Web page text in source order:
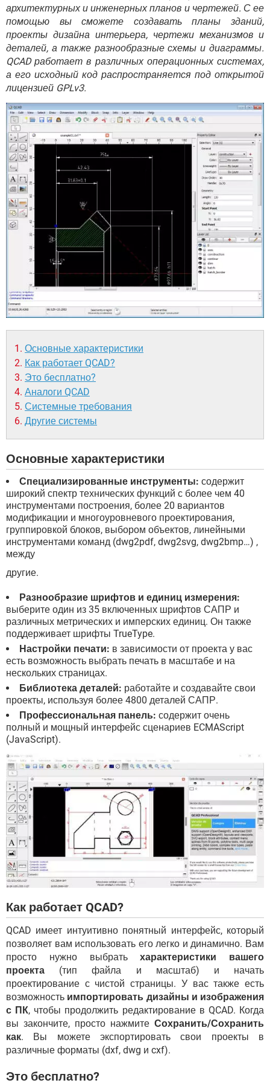
YANDEX
архитектурных и инженерных планов и чертежей. С ее
помощью вы сможете создавать планы зданий,
проекты дизайна интерьера, чертежи механизмов и
деталей, а также разнообразные схемы и диаграммы.
QCAD работает в различных операционных системах,
а его исходный код распространяется под открытой
лицензией GPLv3.
Основные характеристики
Как работает QCAD?
Это бесплатно?
Аналоги QCAD
Системные требования
Другие системы
Основные характеристики
Специализированные инструменты: содержит
широкий спектр технических функций с более чем 40
инструментами построения, более 20 вариантов
модификации и многоуровневого проектирования,
группировкой блоков, выбором объектов, линейными
инструментами команд (dwg2pdf, dwg2svg, dwg2bmp…) ,
между
другие.
Разнообразие шрифтов и единиц измерения:
выберите один из 35 включенных шрифтов САПР и
различных метрических и имперских единиц. Он также
поддерживает шрифты TrueType.
Настройки печати: в зависимости от проекта у вас
есть возможность выбрать печать в масштабе и на
нескольких страницах.
Библиотека деталей: работайте и создавайте свои
проекты, используя более 4800 деталей САПР.
Профессиональная панель: содержит очень
полный и мощный интерфейс сценариев ECMAScript
(JavaScript).
Как работает QCAD?
QCAD имеет интуитивно понятный интерфейс, который
позволяет вам использовать его легко и динамично. Вам
просто нужно выбратьхарактеристики вашего
проекта (тип файла и масштаб) и начать
проектирование с чистой страницы. У вас также есть
возможность импортировать дизайны и изображения
с ПК, чтобы продолжить редактирование в QCAD. Когда
вы закончите, просто нажмите Сохранить/Сохранить
как. Вы можете экспортировать свои проекты в
различные форматы (dxf, dwg и cxf).
Это бесплатно?